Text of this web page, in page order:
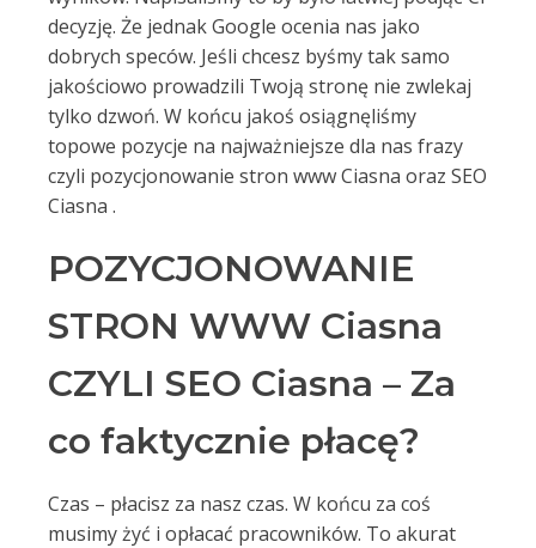
decyzję. Że jednak Google ocenia nas jako
dobrych speców. Jeśli chcesz byśmy tak samo
jakościowo prowadzili Twoją stronę nie zwlekaj
tylko dzwoń. W końcu jakoś osiągnęliśmy
topowe pozycje na najważniejsze dla nas frazy
czyli pozycjonowanie stron www Ciasna oraz SEO
Ciasna .
POZYCJONOWANIE
STRON WWW Ciasna
CZYLI SEO Ciasna – Za
co faktycznie płacę?
Czas – płacisz za nasz czas. W końcu za coś
musimy żyć i opłacać pracowników. To akurat